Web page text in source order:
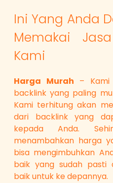
Ini Yang Anda
Memakai
Kami
Harga Murah –
backlink yang paling
Kami terhitung akan
dari backlink yang
kepada Anda.
menambahkan harga
bisa mengimbuhkan
baik yang sudah pasti
baik untuk ke depannya.